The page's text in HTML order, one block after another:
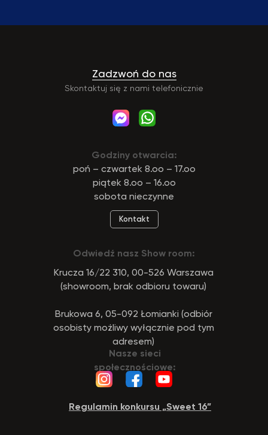
Skontaktuj się z nami telefonicznie
Zadzwoń do nas
Godziny otwarcia:
poń – czwartek 8.oo – 17.oo
piątek 8.oo – 16.oo
sobota nieczynne
Regulamin konkursu „Sweet 16”
Odwiedź nasz Show room:
Krucza 16/22 310, 00-526 Warszawa
(showroom, brak odbioru towaru)
Brukowa 6, 05-092 Łomianki (odbiór
osobisty możliwy wyłącznie pod tym
adresem)
Kontakt
Nasze sieci
społecznościowe: